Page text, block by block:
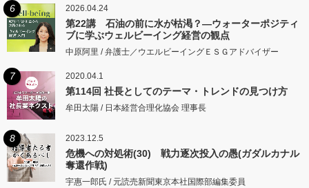
6 2026.04.24
第22講 石油の前に水が枯渇？―ウォーターポジティ
ブに学ぶウェルビーイング経営の観点
中原阿里 / 弁護士／ウエルビーイングＥＳＧアドバイザー
7 2020.04.1
第114回 社長としてのテーマ・トレンドの見つけ方
牟田太陽 / 日本経営合理化協会 理事長
8 2023.12.5
危機への対処術(30) 戦力逐次投入の愚(ガダルカナル
奪還作戦)
宇惠一郎氏 / 元読売新聞東京本社国際部編集委員